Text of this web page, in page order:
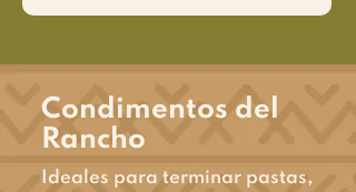
Condimentos del
Rancho
Ideales para terminar pastas,